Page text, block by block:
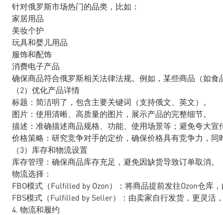
针对俄罗斯市场热门的品类，比如：
家居用品
美妆个护
玩具和婴儿用品
服饰和配饰
消费电子产品
确保商品符合俄罗斯相关法律法规。例如，某些商品（如
（2）优化产品详情
标题：简洁明了，包含主要关键词（支持俄文、英文）。
图片：使用清晰、高质量的图片，展示产品的完整细节。
描述：准确描述商品规格、功能、使用场景等；避免夸大宣
价格策略：研究竞争对手的定价，确保价格具有竞争力，同
（3）库存和物流设置
库存管理：确保商品库存充足，避免因缺货导致订单取消。
物流选择：
FBO模式（Fulfilled by Ozon）：将商品提前发往Ozon仓库
FBS模式（Fulfilled by Seller）：由卖家自行发货，更灵活
4. 物流和履约